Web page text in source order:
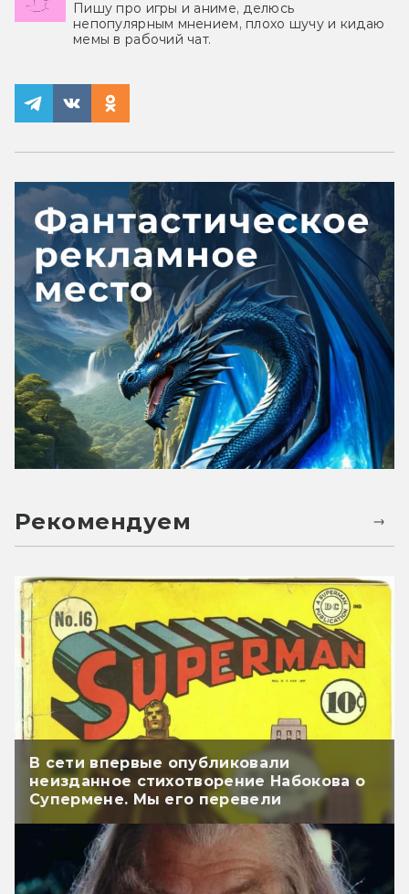
Пишу про игры и аниме, делюсь
непопулярным мнением, плохо шучу и кидаю
мемы в рабочий чат.
Рекомендуем
В сети впервые опубликовали
неизданное стихотворение Набокова о
Супермене. Мы его перевели